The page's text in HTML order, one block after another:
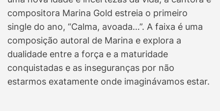
compositora Marina Gold estreia o primeiro
single do ano, “Calma, avoada…”. A faixa é uma
composição autoral de Marina e explora a
dualidade entre a força e a maturidade
conquistadas e as inseguranças por não
estarmos exatamente onde imaginávamos estar.